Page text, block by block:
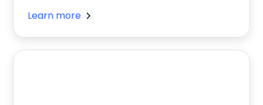
Learn more